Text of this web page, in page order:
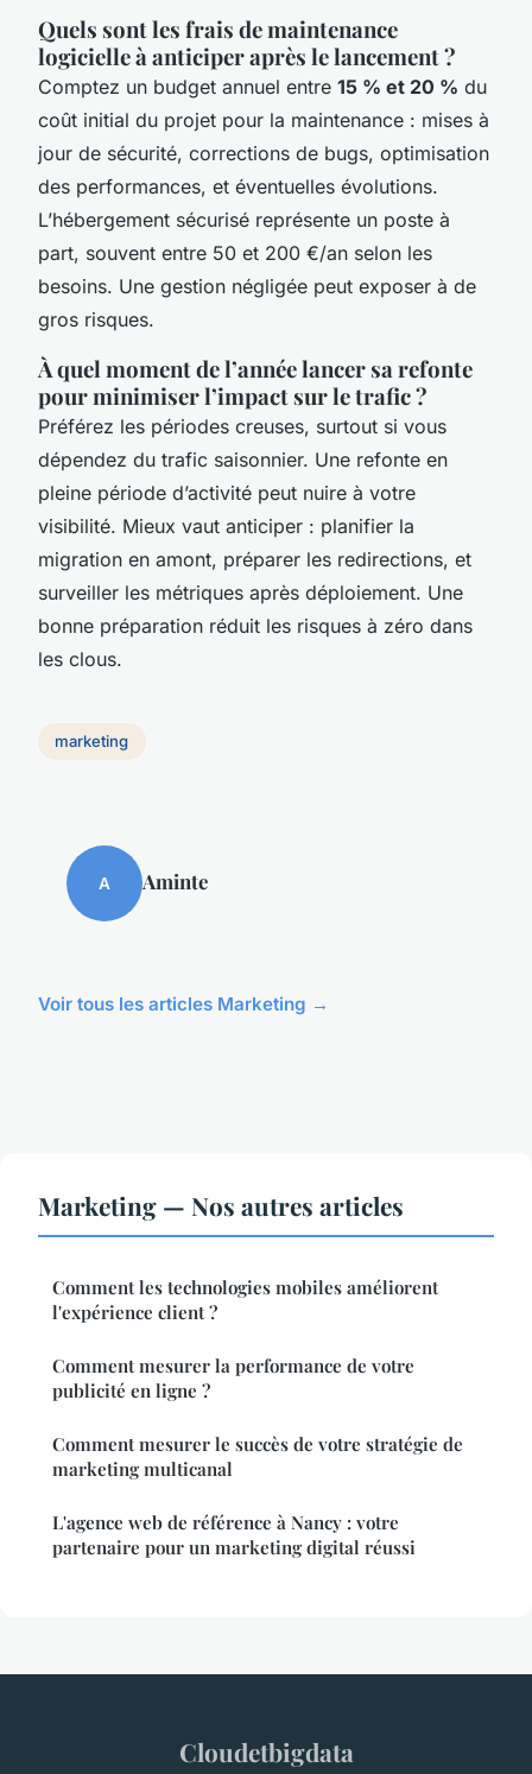
Quels sont les frais de maintenance
logicielle à anticiper après le lancement ?
Comptez un budget annuel entre 15 % et 20 % du
coût initial du projet pour la maintenance : mises à
jour de sécurité, corrections de bugs, optimisation
des performances, et éventuelles évolutions.
L’hébergement sécurisé représente un poste à
part, souvent entre 50 et 200 €/an selon les
besoins. Une gestion négligée peut exposer à de
gros risques.
À quel moment de l’année lancer sa refonte
pour minimiser l’impact sur le trafic ?
Préférez les périodes creuses, surtout si vous
dépendez du trafic saisonnier. Une refonte en
pleine période d’activité peut nuire à votre
visibilité. Mieux vaut anticiper : planifier la
migration en amont, préparer les redirections, et
surveiller les métriques après déploiement. Une
bonne préparation réduit les risques à zéro dans
les clous.
marketing
A Aminte
Voir tous les articles Marketing →
Marketing — Nos autres articles
Comment les technologies mobiles améliorent
l'expérience client ?
Comment mesurer la performance de votre
publicité en ligne ?
Comment mesurer le succès de votre stratégie de
marketing multicanal
L'agence web de référence à Nancy : votre
partenaire pour un marketing digital réussi
Cloudetbigdata